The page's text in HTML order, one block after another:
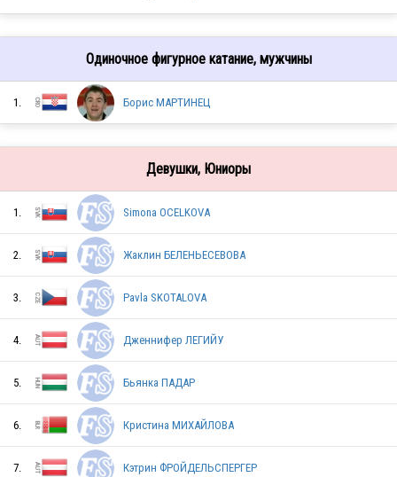
Одиночное фигурное катание, мужчины
1. Борис МАРТИНЕЦ
Девушки, Юниоры
1. Simona OCELKOVA
2. Жаклин БЕЛЕНЬЕСЕВОВА
3. Pavla SKOTALOVA
4. Дженнифер ЛЕГИЙУ
5. Бьянка ПАДАР
6. Кристина МИХАЙЛОВА
7. Кэтрин ФРОЙДЕЛЬСПЕРГЕР